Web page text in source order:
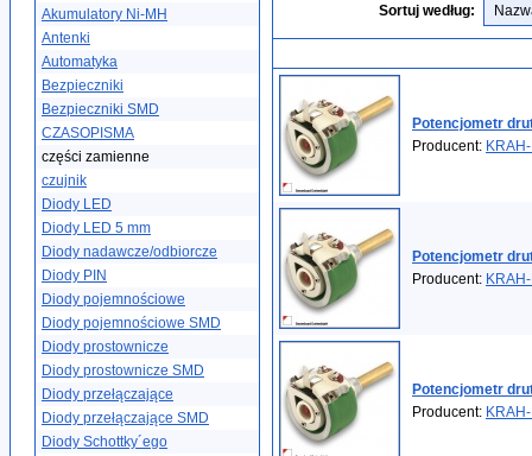
Akumulatory Ni-MH
Antenki
Automatyka
Bezpieczniki
Bezpieczniki SMD
CZASOPISMA
części zamienne
czujnik
Diody LED
Diody LED 5 mm
Diody nadawcze/odbiorcze
Diody PIN
Diody pojemnościowe
Diody pojemnościowe SMD
Diody prostownicze
Diody prostownicze SMD
Diody przełączające
Diody przełączające SMD
Diody Schottky´ego
Sortuj według:
Potencjometr
Producent:
Potencjometr
Producent:
Potencjometr
Producent: